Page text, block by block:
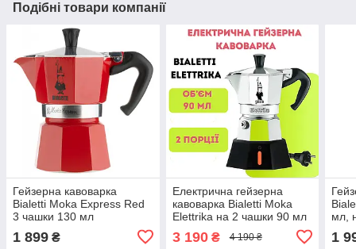
Подібні товари компанії
Гейзерна кавоварка
Bialetti Moka Express Red
3 чашки 130 мл
1 899 ₴
Електрична гейзерна
кавоварка Bialetti Moka
Elettrika на 2 чашки 90 мл
алюміній мока домашня
3 190₴ 4 190 ₴
мл,
1